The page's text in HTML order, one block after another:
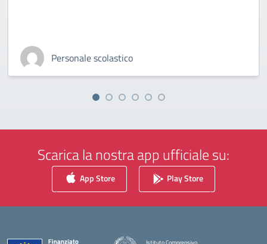
Personale scolastico
Scarica la nostra app ufficiale su:
App Store Play Store
Istituto Comprensivo